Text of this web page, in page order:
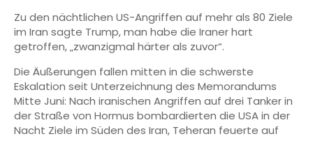
Zu den nächtlichen US-Angriffen auf mehr als 80 Ziele
im Iran sagte Trump, man habe die Iraner hart
getroffen, „zwanzigmal härter als zuvor“.
Die Äußerungen fallen mitten in die schwerste
Eskalation seit Unterzeichnung des Memorandums
Mitte Juni: Nach iranischen Angriffen auf drei Tanker in
der Straße von Hormus bombardierten die USA in der
Nacht Ziele im Süden des Iran, Teheran feuerte auf